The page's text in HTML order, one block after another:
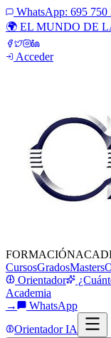
WhatsApp: 695 750
🌍 EL MUNDO DE
Acceder
FORMACIÓN
CursosGradosMasters
Orientador
Academia
→
WhatsApp
Orientador IA